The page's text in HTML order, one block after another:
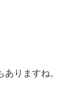
りますね。